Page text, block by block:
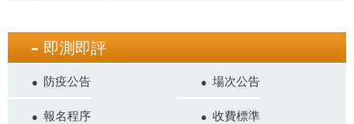
即測即評
防疫公告 場次公告
報名程序 收費標準